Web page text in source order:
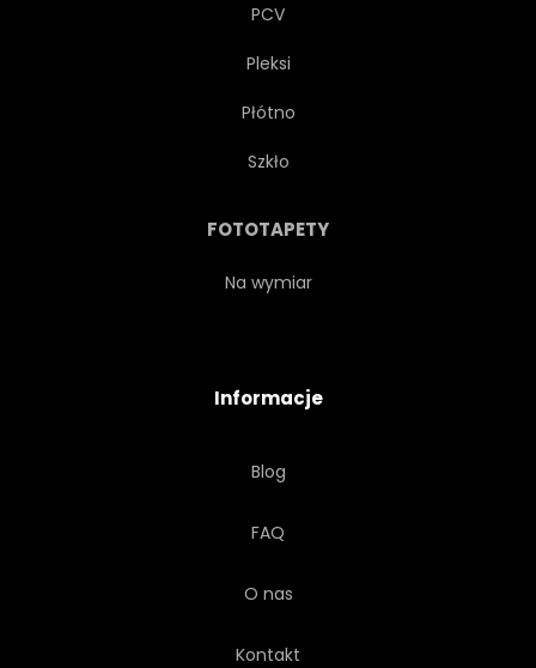
PCV
Pleksi
Płótno
Szkło
FOTOTAPETY
Na wymiar
Informacje
Blog
FAQ
O nas
Kontakt